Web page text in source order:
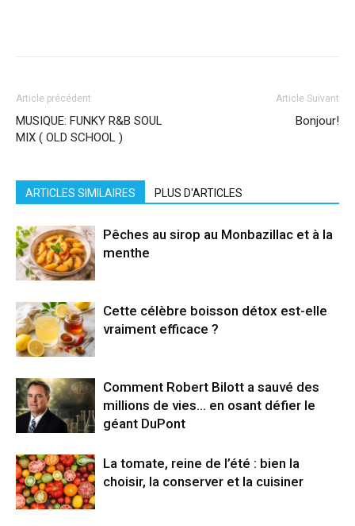
Article précédent
MUSIQUE: FUNKY R&B SOUL
MIX ( OLD SCHOOL )
Article Suivant
Bonjour!
ARTICLES SIMILAIRES PLUS D'ARTICLES
Pêches au sirop au Monbazillac et à la
menthe
Cette célèbre boisson détox est-elle
vraiment efficace ?
Comment Robert Bilott a sauvé des
millions de vies… en osant défier le
géant DuPont
La tomate, reine de l’été : bien la
choisir, la conserver et la cuisiner